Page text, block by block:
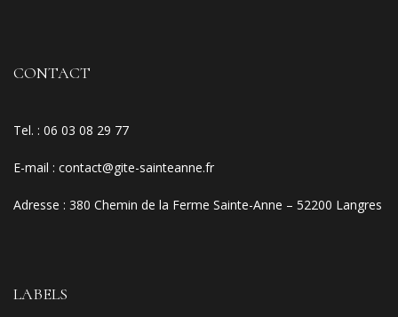
CONTACT
Tel. : 06 03 08 29 77
E-mail : contact@gite-sainteanne.fr
Adresse : 380 Chemin de la Ferme Sainte-Anne – 52200 Langres
LABELS